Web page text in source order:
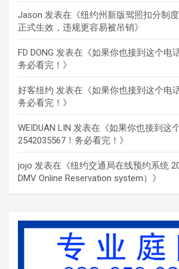
Jason 发表在《纽约州新版驾照扣分制
正式生效，违规更容易被吊销》
FD DONG 发表在《如果你也接到这个电
务必看完！ 》
好客纽约 发表在《如果你也接到这个电
务必看完！ 》
WEIDUAN LIN 发表在《如果你也接到这
2542035567！务必看完！ 》
jojo 发表在《纽约交通局在线预约系统
DMV Online Reservation system） 》